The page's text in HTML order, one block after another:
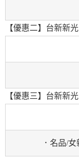
【優惠二】台新新
【優惠三】台新新
．名品/